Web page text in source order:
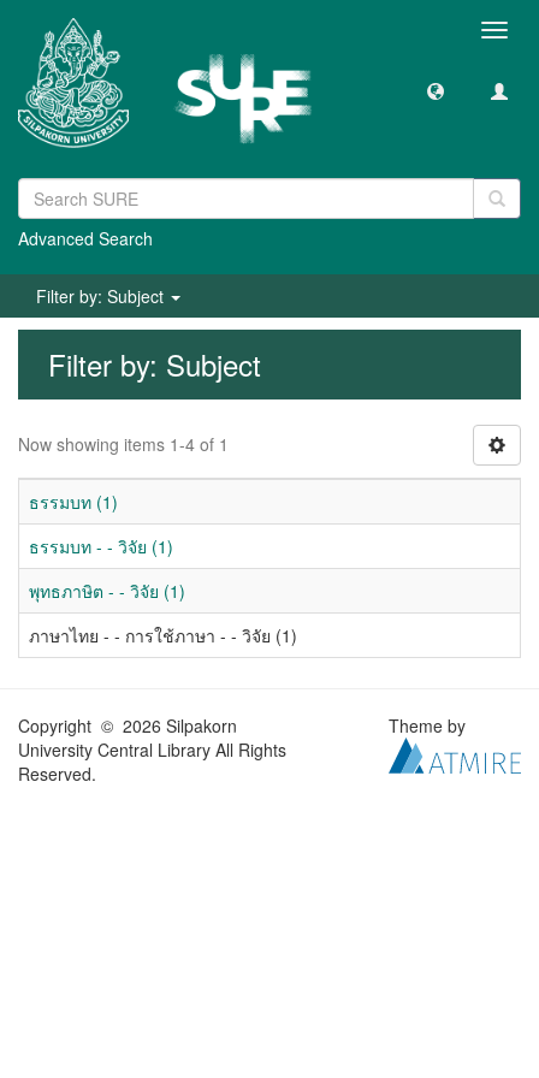
Advanced Search
Filter by: Subject
Filter by: Subject
Now showing items 1-4 of 1
ธรรมบท (1)
ธรรมบท - - วิจัย (1)
พุทธภาษิต - - วิจัย (1)
ภาษาไทย - - การใช้ภาษา - - วิจัย (1)
Copyright © 2026 Silpakorn
University Central Library All Rights
Reserved.
Theme by